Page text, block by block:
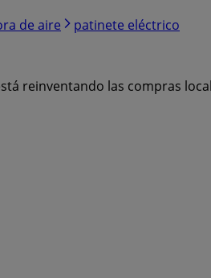
de aire patinete eléctrico
reinventando las compras